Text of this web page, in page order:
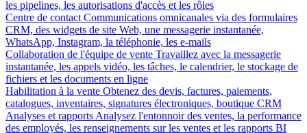
les pipelines, les autorisations d'accès et les rôles
Centre de contact Communications omnicanales via des formulaires
CRM, des widgets de site Web, une messagerie instantanée,
WhatsApp, Instagram, la téléphonie, les e-mails
Collaboration de l'équipe de vente Travaillez avec la messagerie
instantanée, les appels vidéo, les tâches, le calendrier, le stockage de
fichiers et les documents en ligne
Habilitation à la vente Obtenez des devis, factures, paiements,
catalogues, inventaires, signatures électroniques, boutique CRM
Analyses et rapports Analysez l'entonnoir des ventes, la performance
des employés, les renseignements sur les ventes et les rapports BI